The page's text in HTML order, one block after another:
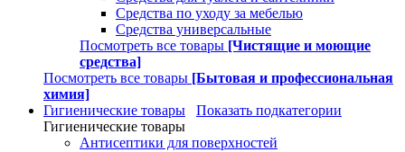
Средства по уходу за мебелью
Средства универсальные
Посмотреть все товары [Чистящие и моющие
средства]
Посмотреть все товары [Бытовая и профессиональная
химия]
Гигиенические товары
Показать подкатегории
Гигиенические товары
Антисептики для поверхностей